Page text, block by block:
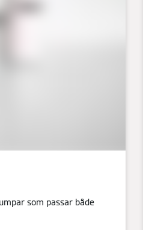
som passar både